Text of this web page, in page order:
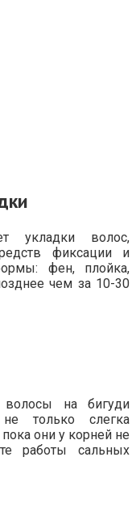
укладки волос,
фиксации и
фен, плойка,
чем за 10-30
на бигуди
только слегка
они у корней не
работы сальных